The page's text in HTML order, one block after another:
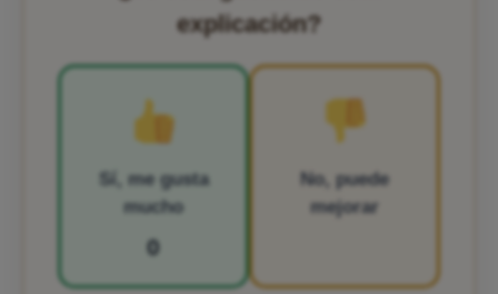
explicación?
Sí, me gusta
mucho
0
No, puede
mejorar